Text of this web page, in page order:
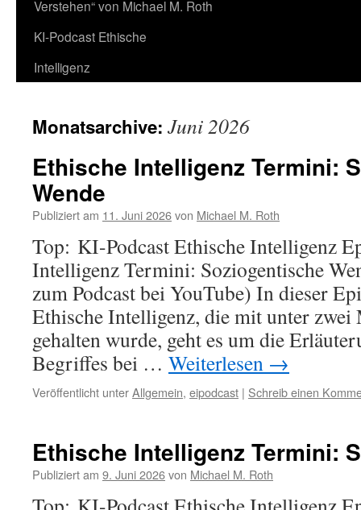
Verstehen“ von Michael M. Roth
KI-Podcast Ethische
Intelligenz
Monatsarchive: Juni 2026
Ethische Intelligenz Termini:
Wende
Publiziert am 11. Juni 2026von Michael M. Roth
Top: KI-Podcast Ethische Intelligenz
Intelligenz Termini: Soziogentische
zum Podcast bei YouTube) In dieser
Ethische Intelligenz, die mit unter
gehalten wurde, geht es um die
Begriffes bei … Weiterlesen →
Veröffentlicht unterAllgemein, eipodcast | Schreib einen
Ethische Intelligenz Termini:
Publiziert am 9. Juni 2026von Michael M. Roth